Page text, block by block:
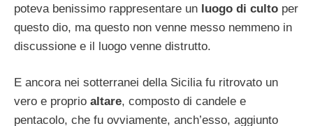
poteva benissimo rappresentare un luogo di culto per
questo dio, ma questo non venne messo nemmeno in
discussione e il luogo venne distrutto.
E ancora nei sotterranei della Sicilia fu ritrovato un
vero e proprio altare, composto di candele e
pentacolo, che fu ovviamente, anch’esso, aggiunto